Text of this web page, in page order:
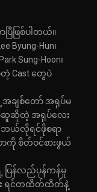
ြီဖြစ်ပါတယ်။
Byung-Hun၊
Sung-Hoon၊
တဲ့ Cast တွေပဲ
အချစ်တော် အရုပ်မ
ာဆူဆိုတဲ့ အရုပ်လေး
င် ဘယ်လိုရင်ဖိုစရာ
ာကို စိတ်ဝင်စားဖွယ်
ပြန်လည်ပုန်ကန်မှု
း ရင်တထိတ်ထိတ်နဲ့